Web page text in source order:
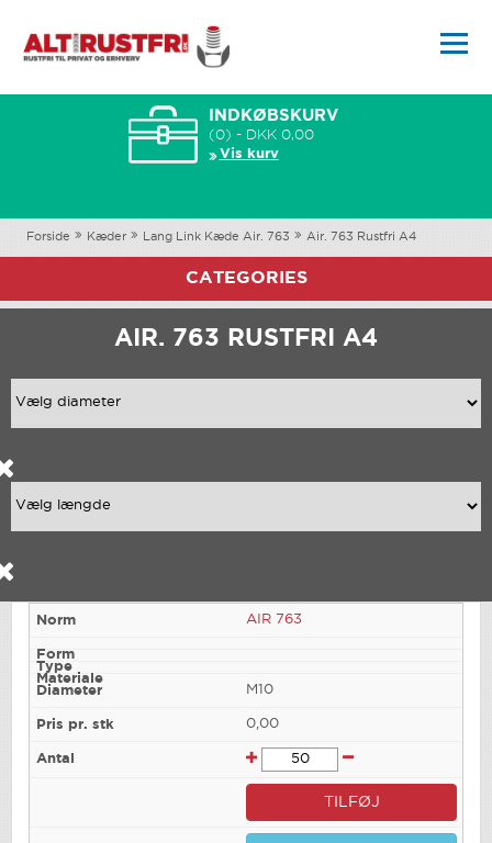
INDKØBSKURV
(0) - DKK 0,00
Vis kurv
Forside Kæder Lang Link Kæde Air. 763 Air. 763 Rustfri A4
CATEGORIES
AIR. 763 RUSTFRI A4
AIR 763
M10
0,00
TILFØJ